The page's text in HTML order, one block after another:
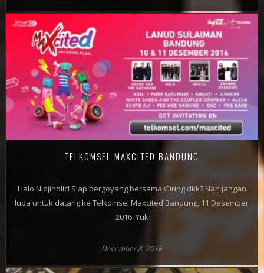
TELKOMSEL MAXCITED BANDUNG
Halo Nidjiholic! Siap bergoyang bersama Giring dkk? Nah jangan
lupa untuk datang ke Telkomsel Maxcited Bandung, 11 Desember
2016. Yuk
December 8, 2016